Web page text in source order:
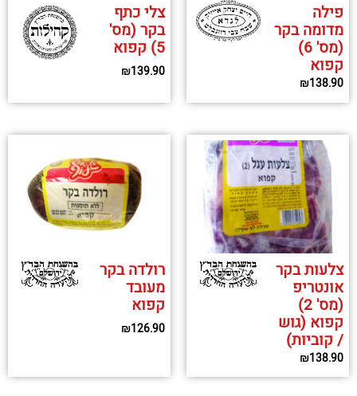
פילה
מדומה בקר
(מס' 6)
קפוא
₪138.90
צלי כתף
בקר (מס'
5) קפוא
₪139.90
צלעות בקר
אונטריפ
(מס' 2)
קפוא (גוש
/ קוביות)
₪138.90
רולדה בקר
מעובד
קפוא
₪126.90